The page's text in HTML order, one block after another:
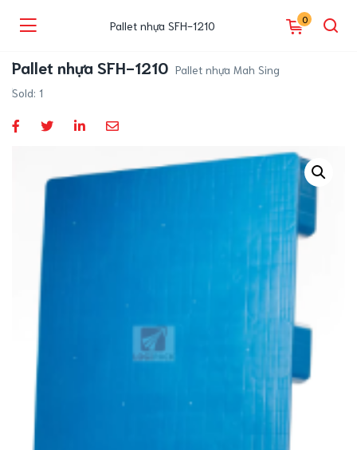
Pallet nhựa SFH-1210 0
Pallet nhựa SFH-1210 Pallet nhựa Mah Sing
Sold: 1